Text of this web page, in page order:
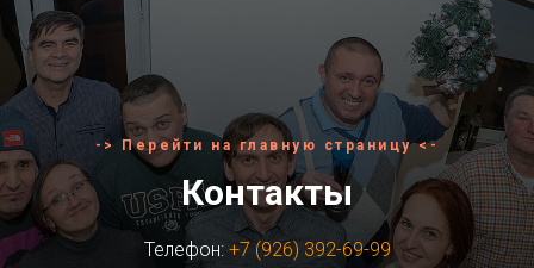
-> Перейти на главную страницу <-
Контакты
Телефон: +7 (926) 392-69-99